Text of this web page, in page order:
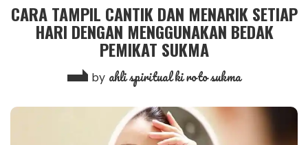
CARA TAMPIL CANTIK DAN MENARIK SETIAP
HARI DENGAN MENGGUNAKAN BEDAK
PEMIKAT SUKMA
by ahli spiritual ki roto sukma